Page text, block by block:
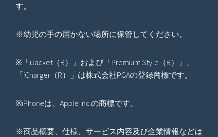
す。
※幼児の手の届かない場所に保管してください。
※「iJacket（R）」および「Premium Style（R）」、
「iCharger（R）」は株式会社PGAの登録商標です。
※iPhoneは、Apple Inc.の商標です。
※商品概要、仕様、サービス内容及び企業情報などは